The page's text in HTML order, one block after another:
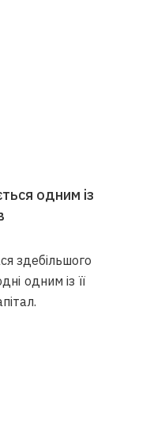
одним із
здебільшого
одним із її